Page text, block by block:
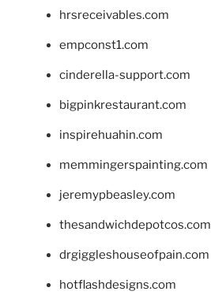
hrsreceivables.com
empconst1.com
cinderella-support.com
bigpinkrestaurant.com
inspirehuahin.com
memmingerspainting.com
jeremypbeasley.com
thesandwichdepotcos.com
drgiggleshouseofpain.com
hotflashdesigns.com